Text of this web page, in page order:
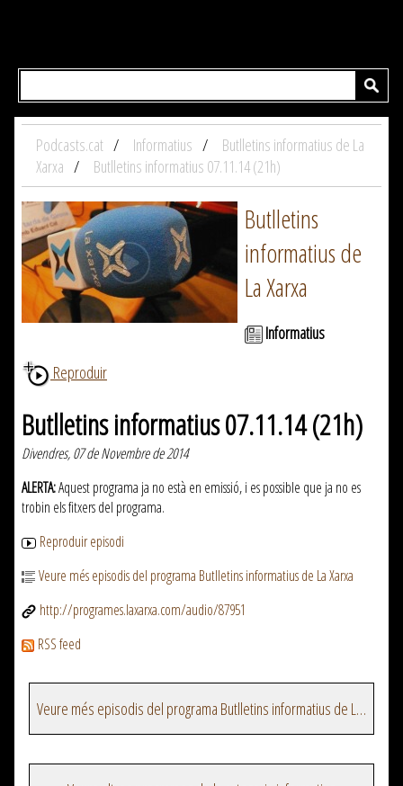
Podcasts.cat Informatius
Butlletins informatius de La
Xarxa
Butlletins informatius 07.11.14 (21h)
Butlletins
informatius de
La Xarxa
Informatius
Reproduir
Butlletins informatius 07.11.14 (21h)
Divendres, 07 de Novembre de 2014
ALERTA:Aquest programa ja no està en emissió, i es possible que ja no es
trobin els fitxers del programa.
Reproduir episodi
Veure més episodis del programa Butlletins informatius de La Xarxa
http://programes.laxarxa.com/audio/87951
RSS feed
Veure més episodis del programa Butlletins informatius de La Xarxa